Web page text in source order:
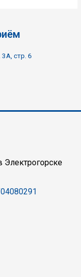
3А, стр. 6
Электрогорске